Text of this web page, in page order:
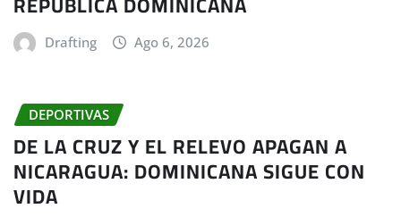
Drafting Ago 6, 2026
DEPORTIVAS
DE LA CRUZ Y EL RELEVO APAGAN A
NICARAGUA: DOMINICANA SIGUE CON
VIDA